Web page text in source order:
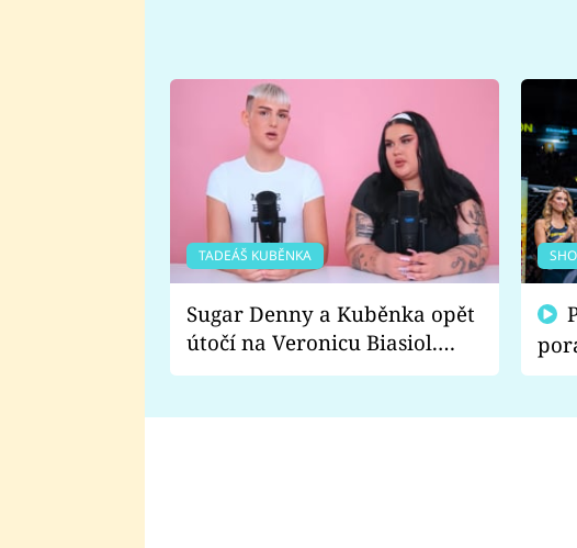
TADEÁŠ KUBĚNKA
Sugar Denny a Kuběnka opět
útočí na Veronicu Biasiol.
Proč je podle nich falešná a